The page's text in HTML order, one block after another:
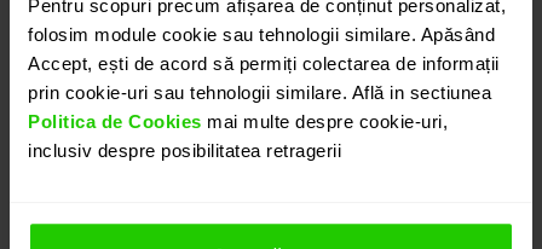
Pentru scopuri precum afișarea de conținut personalizat,
folosim module cookie sau tehnologii similare. Apăsând
Accept, ești de acord să permiți colectarea de informații
prin cookie-uri sau tehnologii similare. Află in sectiunea
Politica de Cookies mai multe despre cookie-uri,
inclusiv despre posibilitatea retragerii
PROGRAMEAZĂ O ÎNTÂLNIRE
DETALII